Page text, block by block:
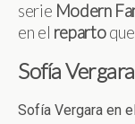
serie Modern
en el repartoque
Sofía
Sofía Vergara en